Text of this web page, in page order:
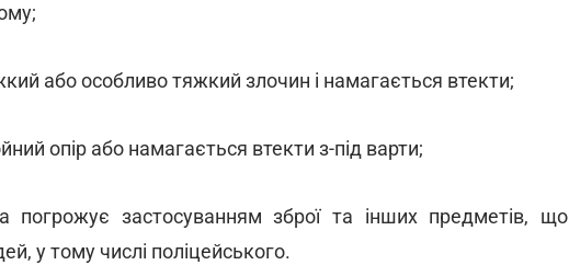
або особливо тяжкий злочин і намагається втекти;
опір або намагається втекти з-під варти;
погрожує застосуванням зброї та інших предметів, що
у тому числі поліцейського.